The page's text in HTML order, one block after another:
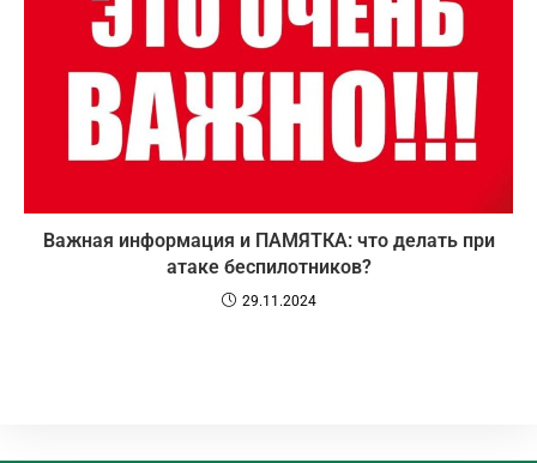
Важная информация и ПАМЯТКА: что делать при
атаке беспилотников?
29.11.2024